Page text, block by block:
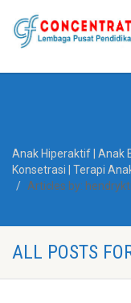
Anak Hiperaktif | Anak
Konsetrasi | Terapi
Articles by:
ALL POSTS